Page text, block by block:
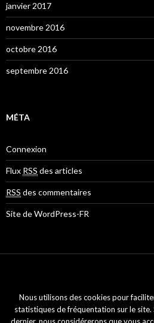
janvier 2017
novembre 2016
octobre 2016
septembre 2016
MÉTA
Connexion
Flux RSS des articles
RSS des commentaires
Site de WordPress-FR
Nous utilisons des cookies pour
statistiques de fréquentation sur le site.